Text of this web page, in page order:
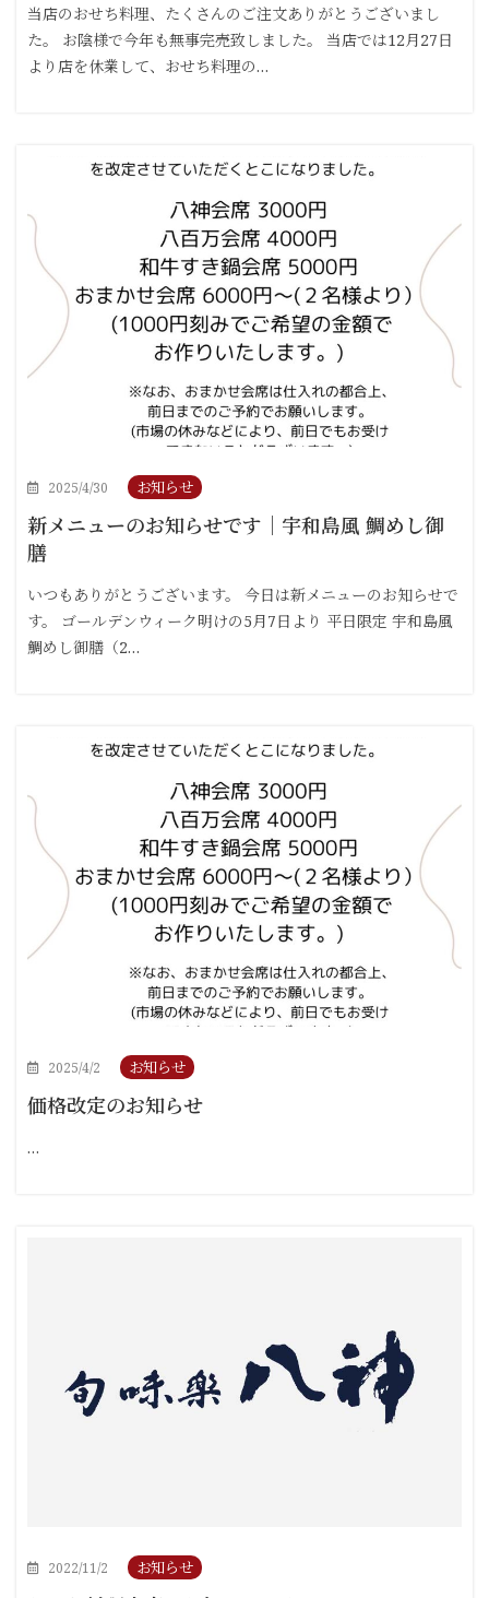
当店のおせち料理、たくさんのご注文ありがとうございまし
た。 お陰様で今年も無事完売致しました。 当店では12月27日
より店を休業して、おせち料理の…
2025/4/30 お知らせ
新メニューのお知らせです｜宇和島風 鯛めし御
膳
いつもありがとうございます。 今日は新メニューのお知らせで
す。 ゴールデンウィーク明けの5月7日より 平日限定 宇和島風
鯛めし御膳（2…
2025/4/2 お知らせ
価格改定のお知らせ
…
2022/11/2 お知らせ